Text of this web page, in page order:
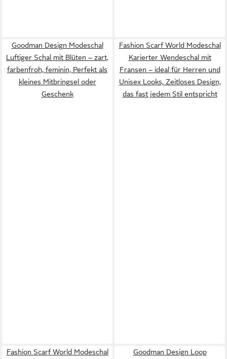
Goodman Design Modeschal
Luftiger Schal mit Blüten – zart,
farbenfroh, feminin, Perfekt als
kleines Mitbringsel oder
Geschenk
Fashion Scarf World Modeschal
Karierter Wendeschal mit
Fransen – ideal für Herren und
Unisex Looks, Zeitloses Design,
das fast jedem Stil entspricht
Fashion Scarf World Modeschal
Goodman Design Loop